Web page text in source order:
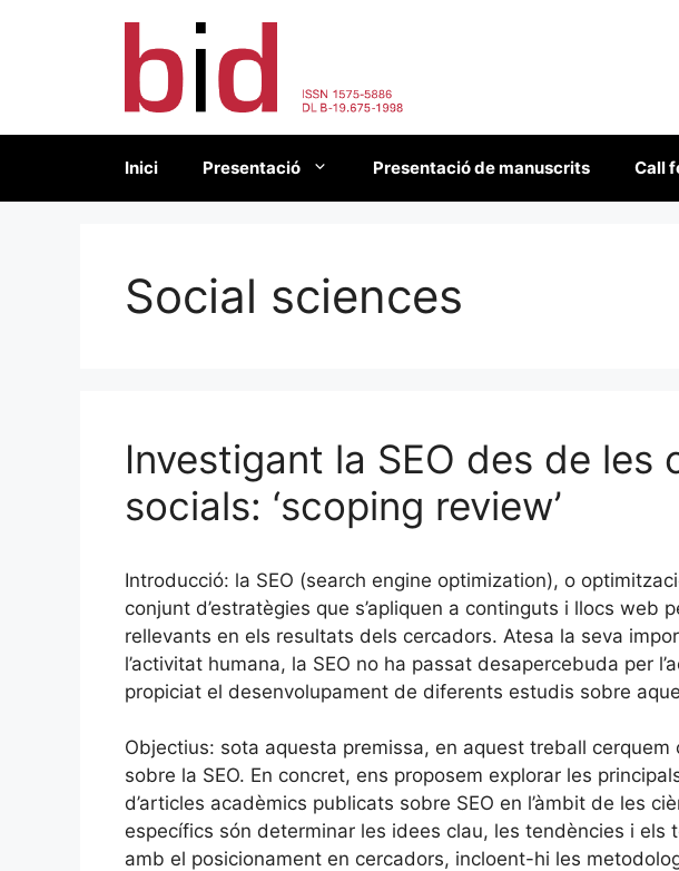
Inici Presentació Presentació de manuscrits Call
Social sciences
Investigant la SEO des de les
socials: ‘scoping review’
Introducció: la SEO (search engine optimization), o
conjunt d’estratègies que s’apliquen a continguts i llocs web
rellevants en els resultats dels cercadors. Atesa la seva
l’activitat humana, la SEO no ha passat desapercebuda per
propiciat el desenvolupament de diferents estudis sobre
Objectius: sota aquesta premissa, en aquest treball cerquem
sobre la SEO. En concret, ens proposem explorar les
d’articles acadèmics publicats sobre SEO en l’àmbit de les
específics són determinar les idees clau, les tendències i els
amb el posicionament en cercadors, incloent-hi les